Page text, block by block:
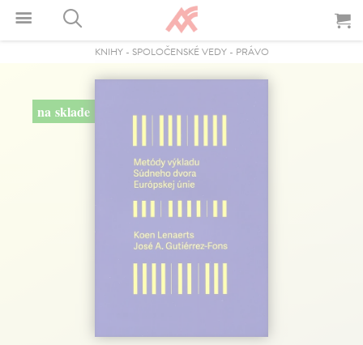
KNIHY- SPOLOČENSKÉ VEDY- PRÁVO
na sklade